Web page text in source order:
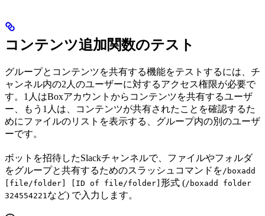
コンテンツ追加関数のテスト
グループとコンテンツを共有する機能をテストするには、チ
ャンネル内の2人のユーザーに対するアクセス権限が必要で
す。1人はBoxアカウントからコンテンツを共有するユーザ
ー、もう1人は、コンテンツが共有されたことを確認するた
めにファイルのリストを表示する、グループ内の別のユーザ
ーです。
ボットを招待したSlackチャンネルで、ファイルやフォルダ
をグループと共有するためのスラッシュコマンドを/boxadd
[file/folder] [ID of file/folder] 形式 (/boxadd folder
324554221など) で入力します。